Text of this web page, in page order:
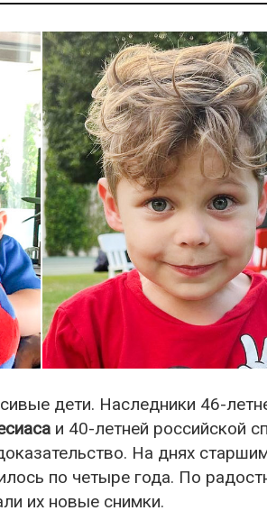
дети. Наследники 46-
и 40-летней российской
На днях
по четыре года. По
их новые снимки.